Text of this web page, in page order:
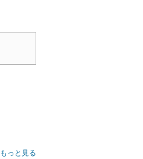
っと見る